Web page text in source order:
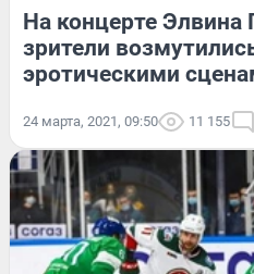
На концерте Элвина
зрители
эротическими
24 марта, 2021, 09:50 11 155